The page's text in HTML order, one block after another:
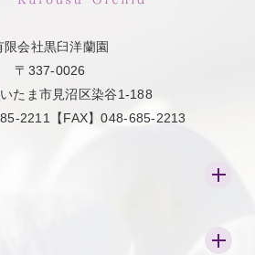
限会社黒臼洋蘭園
〒337-0026
たま市見沼区染谷1-188
2211【FAX】048-685-2213